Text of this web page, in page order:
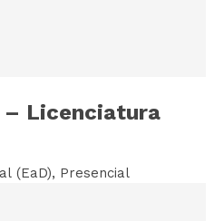
Licenciatura
Digital (EaD), Presencial